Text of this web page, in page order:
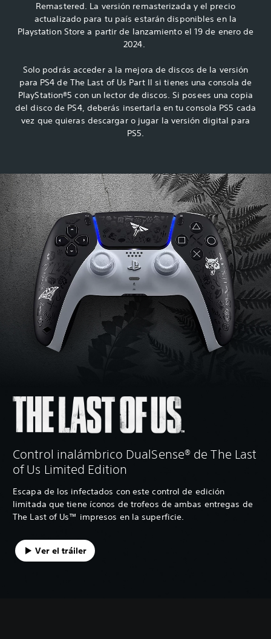
Remastered. La versión remasterizada y el precio
actualizado para tu país estarán disponibles en la
Playstation Store a partir de lanzamiento el 19 de enero de
2024.
Solo podrás acceder a la mejora de discos de la versión
para PS4 de The Last of Us Part II si tienes una consola de
PlayStation®5 con un lector de discos. Si posees una copia
del disco de PS4, deberás insertarla en tu consola PS5 cada
vez que quieras descargar o jugar la versión digital para
PS5.
Control inalámbrico DualSense® de The Last
of Us Limited Edition
Escapa de los infectados con este control de edición
limitada que tiene íconos de trofeos de ambas entregas de
The Last of Us™ impresos en la superficie.
Ver el tráiler